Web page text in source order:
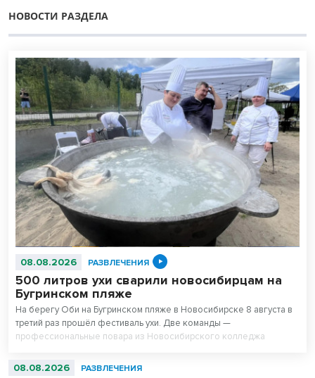
НОВОСТИ РАЗДЕЛА
08.08.2026 РАЗВЛЕЧЕНИЯ
500 литров ухи сварили новосибирцам на
Бугринском пляже
На берегу Оби на Бугринском пляже в Новосибирске 8 августа в
третий раз прошёл фестиваль ухи. Две команды —
профессиональные повара из Новосибирского колледжа
приготовления очередь отдыхающих на пляже выстроилась за
08.08.2026 РАЗВЛЕЧЕНИЯ